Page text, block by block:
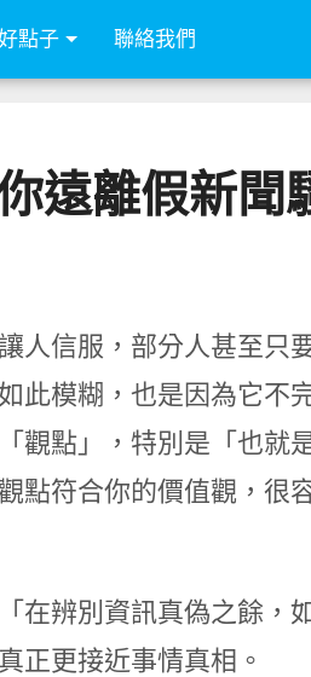
點子 聯絡我們
遠離假新聞
人信服，部分人甚至只
此模糊，也是因為它不
觀點」，特別是「也就
點符合你的價值觀，很
在辨別資訊真偽之餘，
正更接近事情真相。